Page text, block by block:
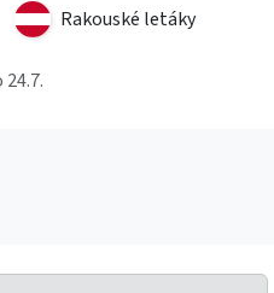
Rakouské letáky